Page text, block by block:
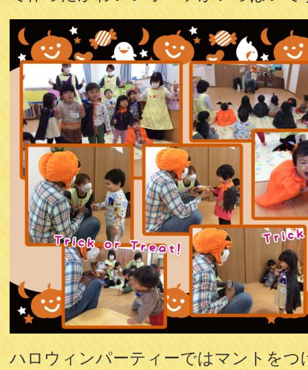
ハロウィンパーティーではマントをつ